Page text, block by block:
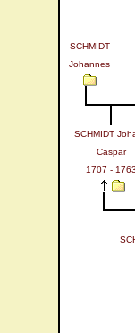
SCHMIDT
Johannes
SCHMIDT
Caspar
1707 - 1763